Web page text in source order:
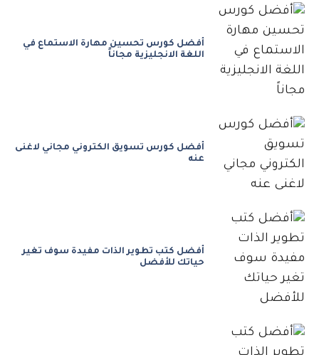
أفضل كورس تحسين مهارة الاستماع في
اللغة الانجليزية مجاناً
أفضل كورس تسويق الكتروني مجاني لاغنى
عنه
أفضل كتب تطوير الذات مفيدة سوف تغير
حياتك للأفضل